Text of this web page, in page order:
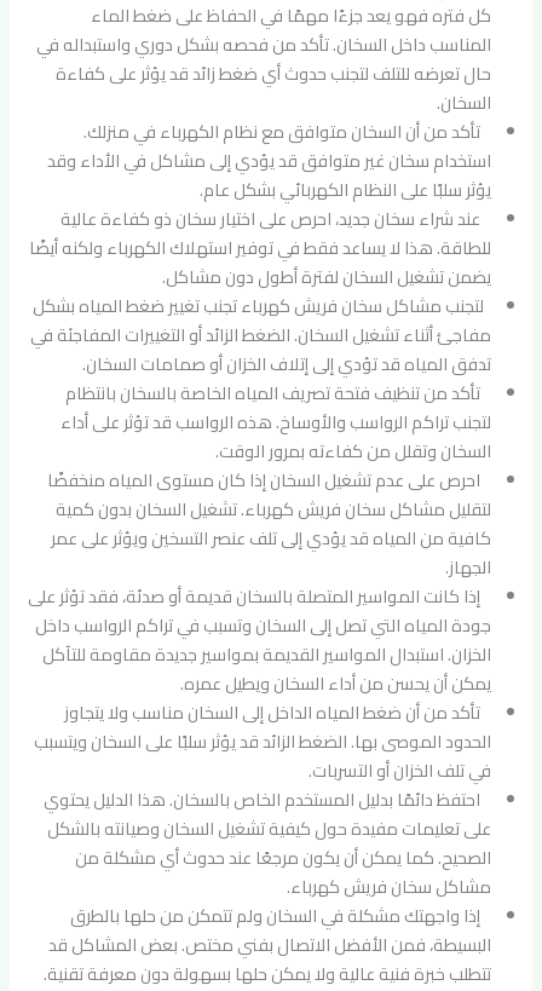
كل فتره فهو يعد جزءًا مهمًا في الحفاظ على ضغط الماء
المناسب داخل السخان. تأكد من فحصه بشكل دوري واستبداله في
حال تعرضه للتلف لتجنب حدوث أي ضغط زائد قد يؤثر على كفاءة
السخان.
تأكد من أن السخان متوافق مع نظام الكهرباء في منزلك.
استخدام سخان غير متوافق قد يؤدي إلى مشاكل في الأداء وقد
يؤثر سلبًا على النظام الكهربائي بشكل عام.
عند شراء سخان جديد، احرص على اختيار سخان ذو كفاءة عالية
للطاقة. هذا لا يساعد فقط في توفير استهلاك الكهرباء ولكنه أيضًا
يضمن تشغيل السخان لفترة أطول دون مشاكل.
لتجنب مشاكل سخان فريش كهرباء تجنب تغيير ضغط المياه بشكل
مفاجئ أثناء تشغيل السخان. الضغط الزائد أو التغييرات المفاجئة في
تدفق المياه قد تؤدي إلى إتلاف الخزان أو صمامات السخان.
تأكد من تنظيف فتحة تصريف المياه الخاصة بالسخان بانتظام
لتجنب تراكم الرواسب والأوساخ. هذه الرواسب قد تؤثر على أداء
السخان وتقلل من كفاءته بمرور الوقت.
احرص على عدم تشغيل السخان إذا كان مستوى المياه منخفضًا
لتقليل مشاكل سخان فريش كهرباء. تشغيل السخان بدون كمية
كافية من المياه قد يؤدي إلى تلف عنصر التسخين ويؤثر على عمر
الجهاز.
إذا كانت المواسير المتصلة بالسخان قديمة أو صدئة، فقد تؤثر على
جودة المياه التي تصل إلى السخان وتسبب في تراكم الرواسب داخل
الخزان. استبدال المواسير القديمة بمواسير جديدة مقاومة للتآكل
يمكن أن يحسن من أداء السخان ويطيل عمره.
تأكد من أن ضغط المياه الداخل إلى السخان مناسب ولا يتجاوز
الحدود الموصى بها. الضغط الزائد قد يؤثر سلبًا على السخان ويتسبب
في تلف الخزان أو التسربات.
احتفظ دائمًا بدليل المستخدم الخاص بالسخان. هذا الدليل يحتوي
على تعليمات مفيدة حول كيفية تشغيل السخان وصيانته بالشكل
الصحيح. كما يمكن أن يكون مرجعًا عند حدوث أي مشكلة من
مشاكل سخان فريش كهرباء.
إذا واجهتك مشكلة في السخان ولم تتمكن من حلها بالطرق
البسيطة، فمن الأفضل الاتصال بفني مختص. بعض المشاكل قد
تتطلب خبرة فنية عالية ولا يمكن حلها بسهولة دون معرفة تقنية.